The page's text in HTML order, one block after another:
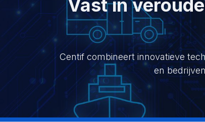
Vast in
Centif combineert innovatieve
en